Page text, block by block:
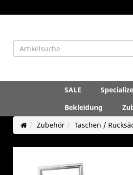
SALE
Bekleidung
Zubehör
Taschen /